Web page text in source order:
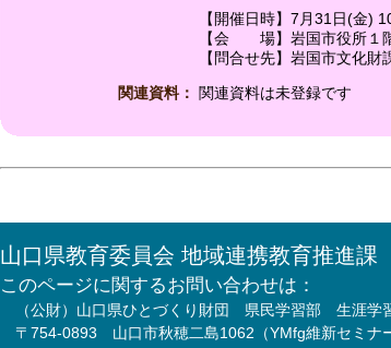
【開催日時】7月31日(金)
【会 場】岩国市役所１
【問合せ先】岩国市文化
関連資料： 関連資料は未登録です
山口県教育委員会 地域連携教育推進課
このページに関するお問い合わせは：
（公財）山口県ひとづくり財団 県民学習部 生涯学
〒754-0893 山口市秋穂二島1062（YMfg維新セミナ